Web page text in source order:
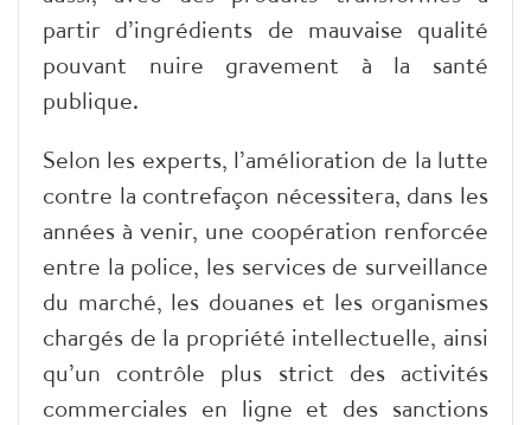
partir d’ingrédients de mauvaise qualité
pouvant nuire gravement à la santé
publique.
​Selon les experts, l’amélioration de la lutte
contre la contrefaçon nécessitera, dans les
années à venir, une coopération renforcée
entre la police, les services de surveillance
du marché, les douanes et les organismes
chargés de la propriété intellectuelle, ainsi
qu’un contrôle plus strict des activités
commerciales en ligne et des sanctions